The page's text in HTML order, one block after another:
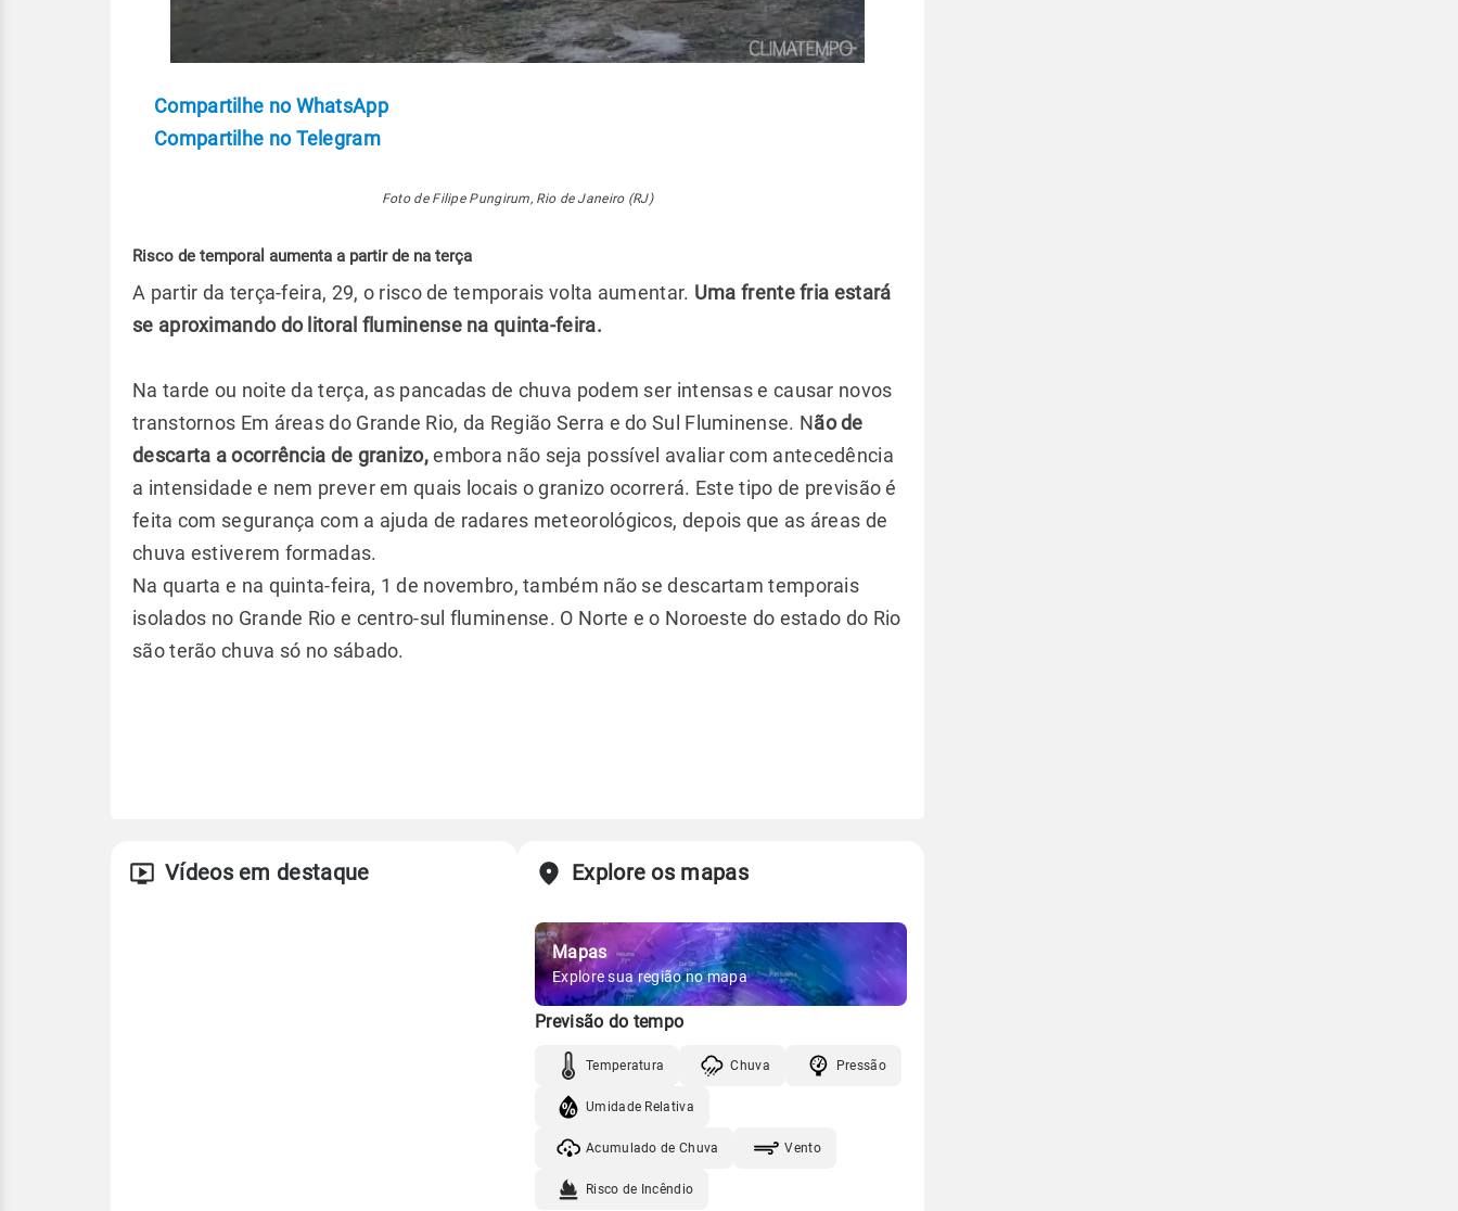
Compartilhe no WhatsApp
Compartilhe no Telegram
Foto de Filipe Pungirum, Rio de Janeiro (RJ)
Risco de temporal aumenta a partir de na terça
A partir da terça-feira, 29, o risco de temporais volta aumentar. Uma frente fria estará
se aproximando do litoral fluminense na quinta-feira.
Na tarde ou noite da terça, as pancadas de chuva podem ser intensas e causar novos
transtornos Em áreas do Grande Rio, da Região Serra e do Sul Fluminense. Não de
descarta a ocorrência de granizo,embora não seja possível avaliar com antecedência
a intensidade e nem prever em quais locais o granizo ocorrerá. Este tipo de previsão é
feita com segurança com a ajuda de radares meteorológicos, depois que as áreas de
chuva estiverem formadas.
Na quarta e na quinta-feira, 1 de novembro, também não se descartam temporais
isolados no Grande Rio e centro-sul fluminense. O Norte e o Noroeste do estado do Rio
são terão chuva só no sábado.
Vídeos em destaque Explore os mapas
Mapas
Explore sua região no mapa
Previsão do tempo
Temperatura Chuva Pressão
Umidade Relativa
Acumulado de Chuva Vento
Risco de Incêndio